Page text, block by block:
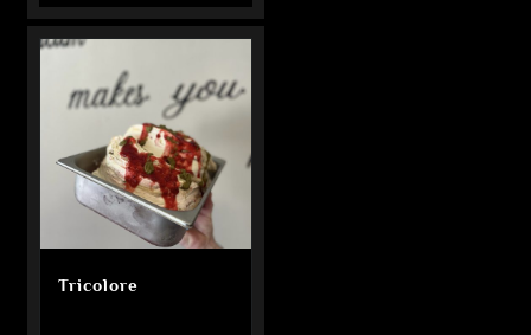
Tricolore